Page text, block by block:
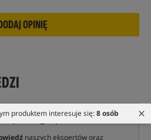
produktem interesuje się:8 osób
tego produktu?
naszych ekspertów oraz